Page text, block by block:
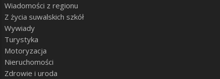
Wiadomości z regionu
Z życia suwalskich szkół
Wywiady
Turystyka
Motoryzacja
Nieruchomości
Zdrowie i uroda